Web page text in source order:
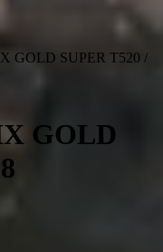
GOLD SUPER T520 /
GOLD